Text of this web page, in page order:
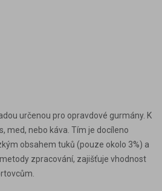
určenou pro opravdové gurmány. K
med, nebo káva. Tím je docíleno
obsahem tuků (pouze okolo 3%) a
zpracování, zajišťuje vhodnost